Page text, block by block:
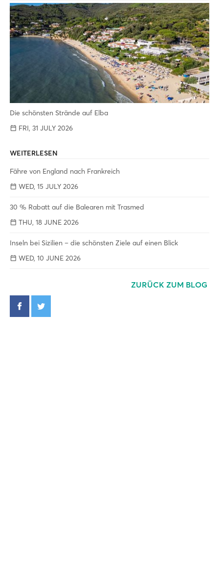
Die schönsten Strände auf Elba
FRI, 31 JULY 2026
WEITERLESEN
Fähre von England nach Frankreich
WED, 15 JULY 2026
30 % Rabatt auf die Balearen mit Trasmed
THU, 18 JUNE 2026
Inseln bei Sizilien – die schönsten Ziele auf einen Blick
WED, 10 JUNE 2026
ZURÜCK ZUM BLOG